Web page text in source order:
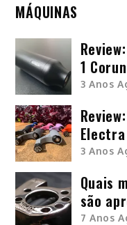
MÁQUINAS
1 Corun
3 Anos
3 Anos
Quais
são
7 Anos